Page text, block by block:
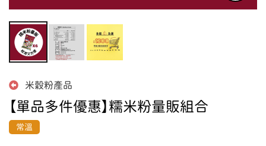
米穀粉產品
【單品多件優惠】糯米粉量販組合
常溫